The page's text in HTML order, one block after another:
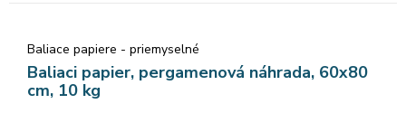
Baliace papiere - priemyselné
Baliaci papier, pergamenová náhrada, 60x80
cm, 10 kg